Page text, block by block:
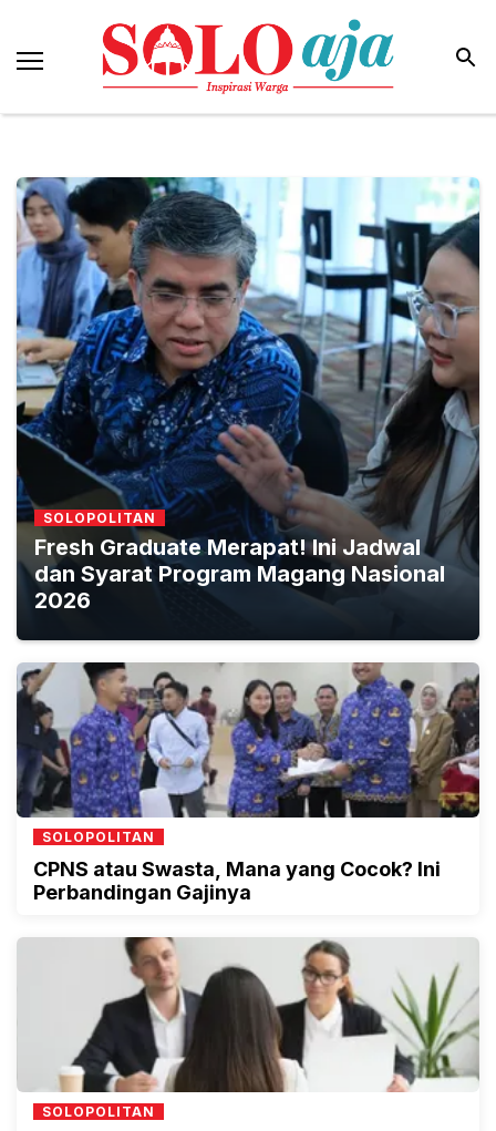
SOLOPOLITAN
Fresh Graduate Merapat! Ini Jadwal
dan Syarat Program Magang Nasional
2026
SOLOPOLITAN
CPNS atau Swasta, Mana yang Cocok? Ini
Perbandingan Gajinya
SOLOPOLITAN